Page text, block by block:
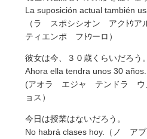
La suposición actual también
（ラ スポシシオン アクﾄｳ
ティエンポ フﾄｳーロ）
彼女は今、３０歳くらいだろう。
Ahora ella tendra unos 30 años.
(アオラ エジャ テンドラ ウ
ョス）
今日は授業はないだろう。
No habrá clases hoy.（ノ ア